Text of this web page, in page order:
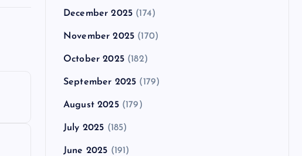
December 2025 (174)
November 2025 (170)
October 2025(182)
September 2025 (179)
August 2025(179)
July 2025 (185)
June 2025 (191)